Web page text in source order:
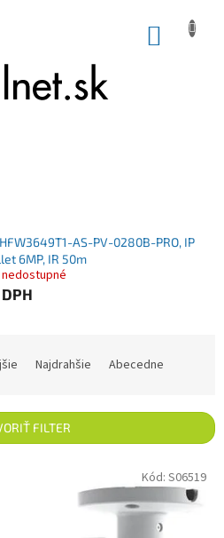
AS-PV-0280B-PRO, IP
6MP, IR 50m
Najdrahšie Abecedne
FILTER
Kód: S06519